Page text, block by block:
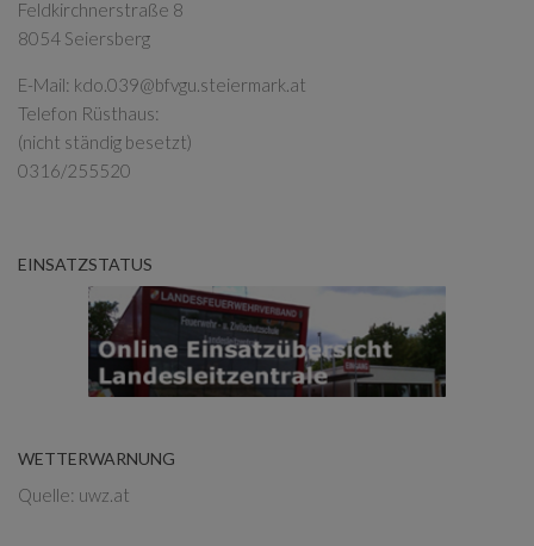
Feldkirchnerstraße 8
8054 Seiersberg
E-Mail: kdo.039@bfvgu.steiermark.at
Telefon Rüsthaus:
(nicht ständig besetzt)
0316/255520
EINSATZSTATUS
WETTERWARNUNG
Quelle: uwz.at